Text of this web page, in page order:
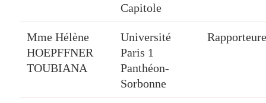
Capitole
Mme Hélène
HOEPFFNER
TOUBIANA
Université
Paris 1
Panthéon-
Sorbonne